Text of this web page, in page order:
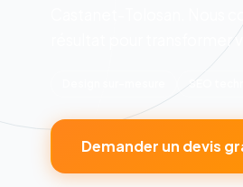
Nous
résultat pour transformer
Demander un devis